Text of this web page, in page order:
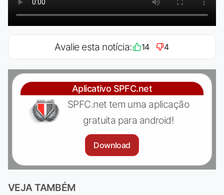
Avalie esta notícia: 14 4
Aplicativo SPFC.net
SPFC.net tem uma aplicação
gratuita para android!
Download
VEJA TAMBÉM